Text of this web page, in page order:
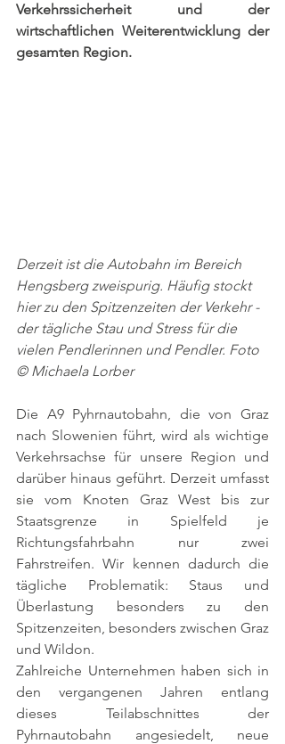
Verkehrssicherheit und der
wirtschaftlichen Weiterentwicklung der
gesamten Region.
Derzeit ist die Autobahn im Bereich
Hengsberg zweispurig. Häufig stockt
hier zu den Spitzenzeiten der Verkehr -
der tägliche Stau und Stress für die
vielen Pendlerinnen und Pendler. Foto
© Michaela Lorber
Die A9 Pyhrnautobahn, die von Graz
nach Slowenien führt, wird als wichtige
Verkehrsachse für unsere Region und
darüber hinaus geführt. Derzeit umfasst
sie vom Knoten Graz West bis zur
Staatsgrenze in Spielfeld je
Richtungsfahrbahn nur zwei
Fahrstreifen. Wir kennen dadurch die
tägliche Problematik: Staus und
Überlastung besonders zu den
Spitzenzeiten, besonders zwischen Graz
und Wildon.
Zahlreiche Unternehmen haben sich in
den vergangenen Jahren entlang
dieses Teilabschnittes der
Pyhrnautobahn angesiedelt, neue